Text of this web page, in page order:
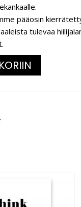
pääosin
tulevaa